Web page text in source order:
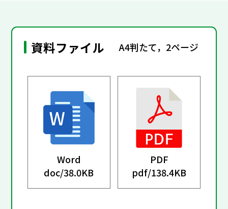
資料ファイル A4判たて，2ページ
Word
doc/38.0KB
PDF
pdf/138.4KB